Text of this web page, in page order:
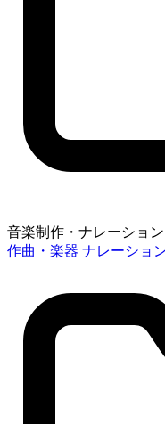
音楽制作・ナレーション
作曲・楽器 ナレーショ